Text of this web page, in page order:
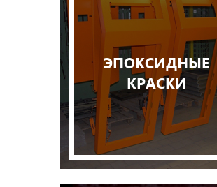
ЭПОКСИДНЫЕ
КРАСКИ